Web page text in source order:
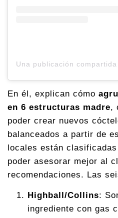
En él, explican cómo
en 6 estructuras madre,
poder crear nuevos
balanceados a partir de
locales están
poder asesorar mejor al
recomendaciones. Las
Highball/Collins:
ingrediente con gas